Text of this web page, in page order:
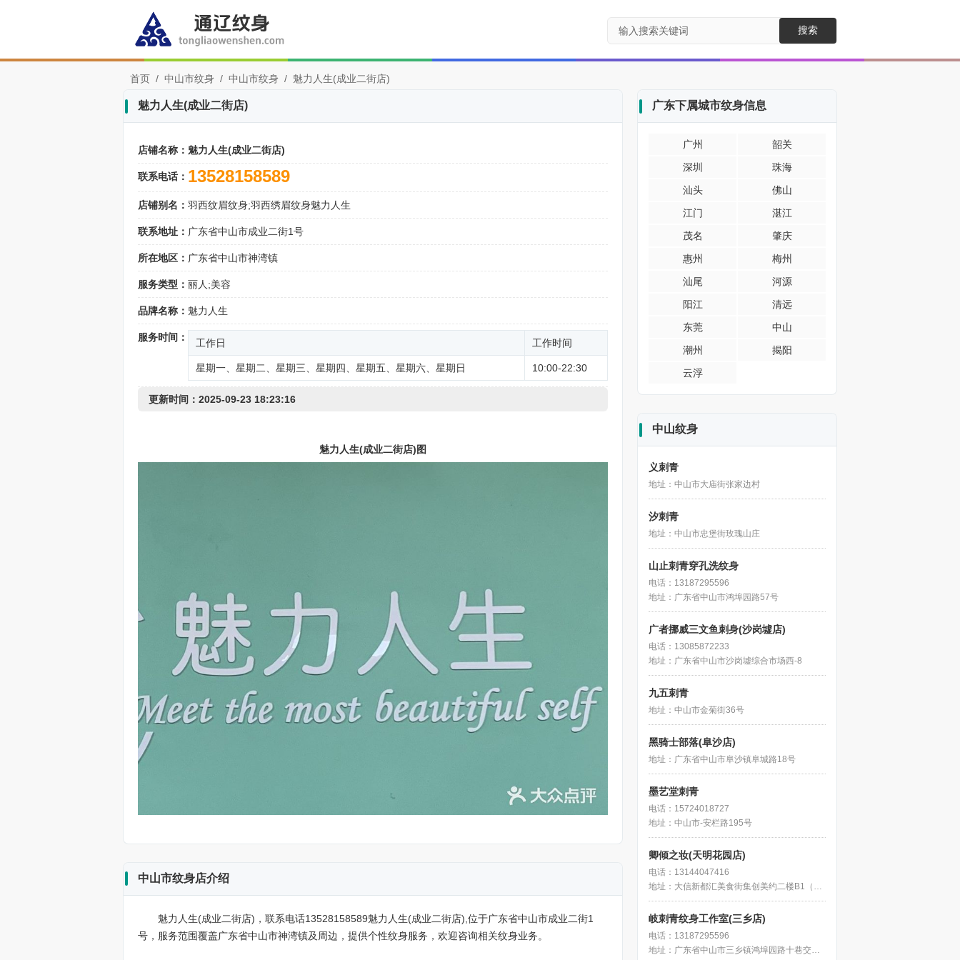
搜索
首页 / 中山市纹身 / 中山市纹身 / 魅力人生(成业二街店)
魅力人生(成业二街店)
店铺名称： 魅力人生(成业二街店)
联系电话： 13528158589
店铺别名： 羽西纹眉纹身;羽西绣眉纹身魅力人生
联系地址： 广东省中山市成业二街1号
所在地区： 广东省中山市神湾镇
服务类型： 丽人;美容
品牌名称： 魅力人生
服务时间： 工作日 工作时间
星期一、星期二、星期三、星期四、星期五、星期六、星期日 10:00-22:30
更新时间：2025-09-23 18:23:16
魅力人生(成业二街店)图
中山市纹身店介绍
魅力人生(成业二街店)，联系电话13528158589魅力人生(成业二街店),位于广东省中山市成业二街1
号，服务范围覆盖广东省中山市神湾镇及周边，提供个性纹身服务，欢迎咨询相关纹身业务。
广东下属城市纹身信息
广州
韶关
深圳
珠海
汕头
佛山
江门
湛江
茂名
肇庆
惠州
梅州
汕尾
河源
阳江
清远
东莞
中山
潮州
揭阳
云浮
中山纹身
义刺青
地址：中山市大庙街张家边村
汐刺青
地址：中山市忠堡街玫瑰山庄
山止刺青穿孔洗纹身
电话：13187295596
地址：广东省中山市鸿埠园路57号
广者挪威三文鱼刺身(沙岗墟店)
电话：13085872233
地址：广东省中山市沙岗墟综合市场西-8
九五刺青
地址：中山市金菊街36号
黑骑士部落(阜沙店)
地址：广东省中山市阜沙镇阜城路18号
墨艺堂刺青
电话：15724018727
地址：中山市-安栏路195号
卿倾之妆(天明花园店)
电话：13144047416
地址：大信新都汇美食街集创美约二楼B1（电梯口绿色门头）
岐刺青纹身工作室(三乡店)
电话：13187295596
地址：广东省中山市三乡镇鸿埠园路十巷交岔口西北20米(二楼)